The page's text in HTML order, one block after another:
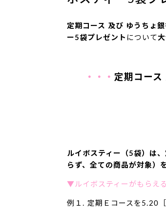
定期コース 及び ゆうちょ
ー5袋プレゼント について
・・・ 定期コース
ルイボスティー（5袋）は
らず、全ての商品が対象）
▼ルイボスティーがもらえ
例１. 定期Ｅコースを5.20